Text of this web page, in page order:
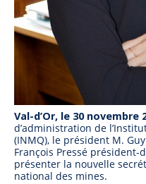
Val-d’Or, le 30 novembre
d’administration de
(INMQ), le président M.
François Pressé
présenter la nouvelle
national des mines.